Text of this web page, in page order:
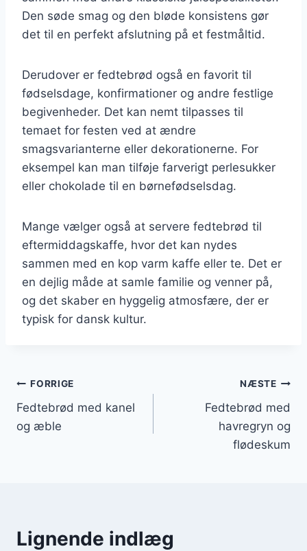
Den søde smag og den bløde konsistens gør
det til en perfekt afslutning på et festmåltid.
Derudover er fedtebrød også en favorit til
fødselsdage, konfirmationer og andre festlige
begivenheder. Det kan nemt tilpasses til
temaet for festen ved at ændre
smagsvarianterne eller dekorationerne. For
eksempel kan man tilføje farverigt perlesukker
eller chokolade til en børnefødselsdag.
Mange vælger også at servere fedtebrød til
eftermiddagskaffe, hvor det kan nydes
sammen med en kop varm kaffe eller te. Det er
en dejlig måde at samle familie og venner på,
og det skaber en hyggelig atmosfære, der er
typisk for dansk kultur.
Indlægsnavigation
FORRIGE
Fedtebrød med kanel
og æble
NÆSTE
Fedtebrød med
havregryn og
flødeskum
Lignende indlæg